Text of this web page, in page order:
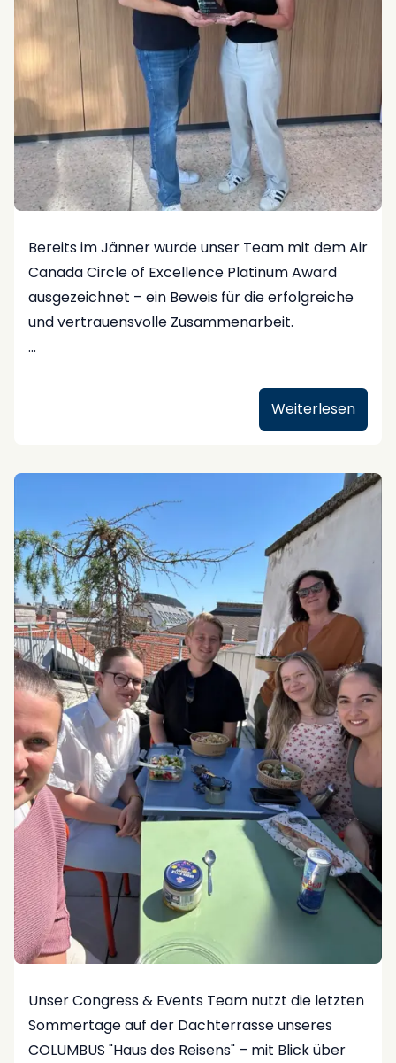
verknüpfen und das Gelernte sofort anwenden
kann. Besonders schätze ich, dass wir bei
COLUMBUS in so viele abwechslungsreiche
Abteilungen hineinschnuppern dürfen und sehr
vielfältige Erfahrungen sammeln.
❓ Ein Moment, den du nie vergessen wirst?
Als ich im Rahmen der Congress & Events
Abteilung zu einer Veranstaltung nach
Immer wieder zwischendurch Spaß mit den
Bereits im Jänner wurde unser Team mit dem Air
Canada Circle of Excellence Platinum Award
ausgezeichnet – ein Beweis für die erfolgreiche
und vertrauensvolle Zusammenarbeit.
Auszeichnung nun auch persönlich
entgegennehmen – und die Gelegenheit nutzen,
Ein schöner Moment, der zeigt: Verlässliche
Partnerschaften entstehen nicht über Nacht,
sondern durch tägliches Engagement und echte
Verbindung.
Danke anAir Canadafür diese Anerkennung!
#AirCanada#CircleOfExcellence
#PlatinumAward#HausDesReisens#COLUMBUS
#VerlässlichePartnerschaften#BusinessTravel
#ReisebüroÖsterreich
Weiterlesen
Unser Congress & Events Team nutzt die letzten
Sommertage auf der Dachterrasse unseres
COLUMBUS "Haus des Reisens" – mit Blick über